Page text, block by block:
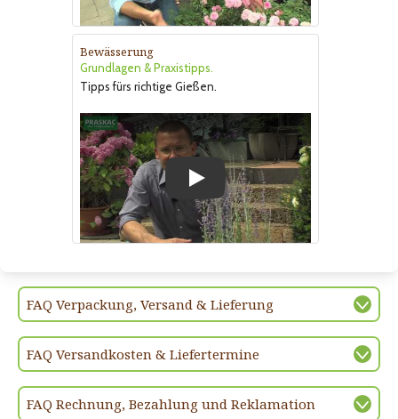
Bewässerung
Grundlagen & Praxistipps.
Tipps fürs richtige Gießen.
FAQ Verpackung, Versand & Lieferung
FAQ Versandkosten & Liefertermine
FAQ Rechnung, Bezahlung und Reklamation